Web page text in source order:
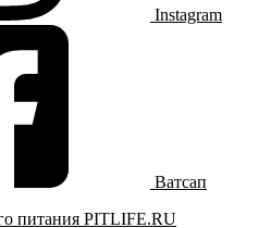
Instagram
Ватсап